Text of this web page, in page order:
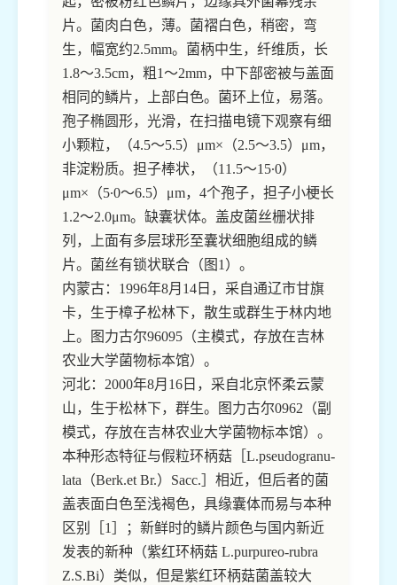
片。菌肉白色，薄。菌褶白色，稍密，弯
生，幅宽约2.5mm。菌柄中生，纤维质，长
1.8～3.5cm，粗1～2mm，中下部密被与盖面
相同的鳞片，上部白色。菌环上位，易落。
孢子椭圆形，光滑，在扫描电镜下观察有细
小颗粒，（4.5～5.5）μm×（2.5～3.5）μm，
非淀粉质。担子棒状，（11.5～15∙0）
μm×（5∙0～6.5）μm，4个孢子，担子小梗长
1.2～2.0μm。缺囊状体。盖皮菌丝栅状排
列，上面有多层球形至囊状细胞组成的鳞
片。菌丝有锁状联合（图1）。
内蒙古：1996年8月14日，采自通辽市甘旗
卡，生于樟子松林下，散生或群生于林内地
上。图力古尔96095（主模式，存放在吉林
农业大学菌物标本馆）。
河北：2000年8月16日，采自北京怀柔云蒙
山，生于松林下，群生。图力古尔0962（副
模式，存放在吉林农业大学菌物标本馆）。
本种形态特征与假粒环柄菇［L.pseudogranu-
lata（Berk.et Br.）Sacc.］相近，但后者的菌
盖表面白色至浅褐色，具缘囊体而易与本种
区别［1］；新鲜时的鳞片颜色与国内新近
发表的新种（紫红环柄菇 L.purpureo-rubra
Z.S.Bi）类似，但是紫红环柄菇菌盖较大